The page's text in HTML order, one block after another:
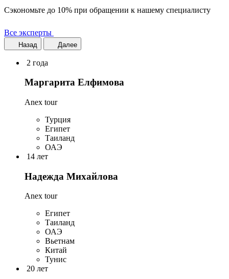
Сэкономьте до 10% при обращении к нашему специалисту
Все эксперты
Назад Далее
2 года
Маргарита Елфимова
Anex tour
Турция
Египет
Таиланд
ОАЭ
14 лет
Надежда Михайлова
Anex tour
Египет
Таиланд
ОАЭ
Вьетнам
Китай
Тунис
20 лет